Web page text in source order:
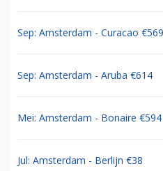
Sep: Amsterdam - Curacao €569
Sep: Amsterdam - Aruba €614
Mei: Amsterdam - Bonaire €594
Jul: Amsterdam - Berlijn €38